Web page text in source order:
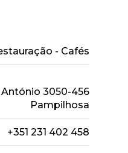
- Cafés
António 3050-456
Pampilhosa
+351 231 402 458